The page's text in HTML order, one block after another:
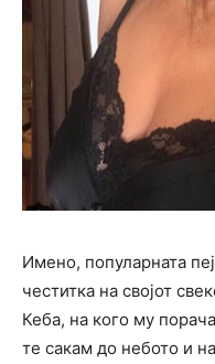
Имено, популарната
честитка на својот
Кеба, на кого му
те сакам до небото и